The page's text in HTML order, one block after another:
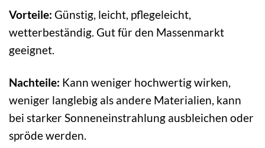
Vorteile: Günstig, leicht, pflegeleicht,
wetterbeständig. Gut für den Massenmarkt
geeignet.
Nachteile: Kann weniger hochwertig wirken,
weniger langlebig als andere Materialien, kann
bei starker Sonneneinstrahlung ausbleichen oder
spröde werden.